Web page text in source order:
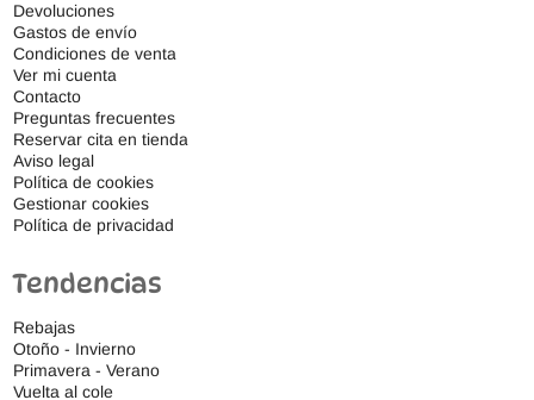
Devoluciones
Gastos de envío
Condiciones de venta
Ver mi cuenta
Contacto
Preguntas frecuentes
Reservar cita en tienda
Aviso legal
Política de cookies
Gestionar cookies
Política de privacidad
Tendencias
Rebajas
Otoño - Invierno
Primavera - Verano
Vuelta al cole